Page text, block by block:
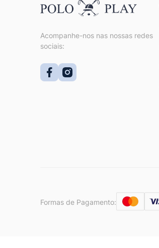
Acompanhe-nos nas nossas redes
sociais:
Formas de Pagamento: